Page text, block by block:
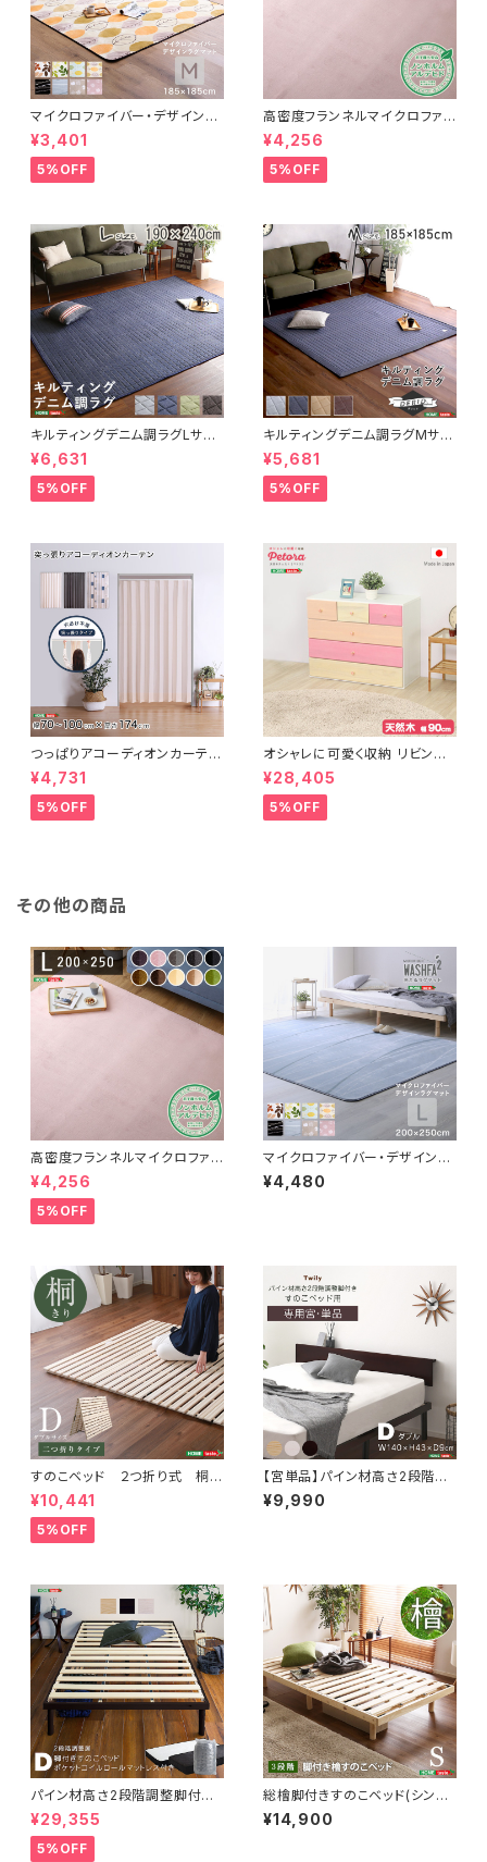
マイクロファイバー・デザインラ
グマットMサイズ（185×185cm）
洗えるラグマット 【WASHFA2】
FRG-D2-M
¥3,401
5%OFF
高密度フランネルマイクロファイ
バー・ラグマットLサイズ（200×2
50cm）洗えるラグマット｜ナル
トレア
¥4,256
5%OFF
キルティングデニム調ラグLサイ
ズ(190x240cm)オールシーズ
ン、滑り止め付き、手洗い対応【D
erid-デリッド-】 DRG-L
¥6,631
5%OFF
キルティングデニム調ラグMサイ
ズ(185x185cm)オールシーズ
ン、滑り止め付き、手洗い対応【D
erid-デリッド-】 DRG-M
¥5,681
5%OFF
つっぱりアコーディオンカーテ
ン 100×174cm SH-16-TA
DC
¥4,731
5%OFF
オシャレに可愛く収納 リビング
用ローチェスト 4段 幅90cm
天然木（桐）日本製｜petora-
ペトラ- SH-08-PTR90
¥28,405
5%OFF
その他の商品
高密度フランネルマイクロファイ
バー・ラグマットLサイズ（200×2
50cm）洗えるラグマット｜ナル
トレア
¥4,256
5%OFF
マイクロファイバー・デザインラ
グマットLサイズ（200×250c
m）洗えるラグマット 【WASHFA
¥4,480
すのこベッド ２つ折り式 桐仕
様(ダブル)【Coh-ソーン-】 KI
R-2-D
¥10,441
5%OFF
【宮単品】パイン材高さ2段階調
整脚付きすのこベッド用(ダブル)
HP-02D
¥9,990
パイン材高さ2段階調整脚付き
すのこベッド ポケットコイルマッ
トレスセット(ダブル) ASP-SR
M-D
¥29,355
5%OFF
総檜脚付きすのこベッド(シング
ル) 【Pierna-ピエルナ-】 LHK
-02S
¥14,900